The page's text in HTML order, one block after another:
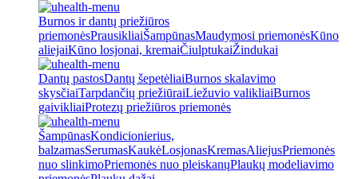
Burnos ir dantų priežiūros
priemonėsPrausikliaiŠampūnasMaudymosi priemonėsKūno
aliejaiKūno losjonai, kremaiČiulptukaiŽindukai
Dantų pastosDantų šepetėliaiBurnos skalavimo
skysčiaiTarpdančių priežiūraiLiežuvio valikliaiBurnos
gaivikliaiProtezų priežiūros priemonės
ŠampūnasKondicionierius,
balzamasSerumasKaukėLosjonasKremasAliejusPriemonės
nuo slinkimoPriemonės nuo pleiskanųPlaukų modeliavimo